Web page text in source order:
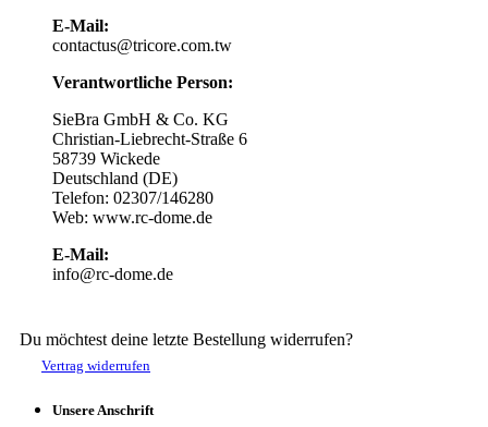
E-Mail:
contactus@tricore.com.tw
Verantwortliche Person:
SieBra GmbH & Co. KG
Christian-Liebrecht-Straße 6
58739 Wickede
Deutschland (DE)
Telefon: 02307/146280
Web: www.rc-dome.de
E-Mail:
info@rc-dome.de
Du möchtest deine letzte Bestellung widerrufen?
Vertrag widerrufen
Unsere Anschrift